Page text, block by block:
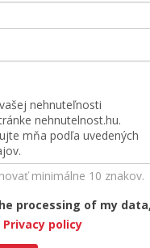
minimálne 10 znakov.
processing of my
Privacy policy